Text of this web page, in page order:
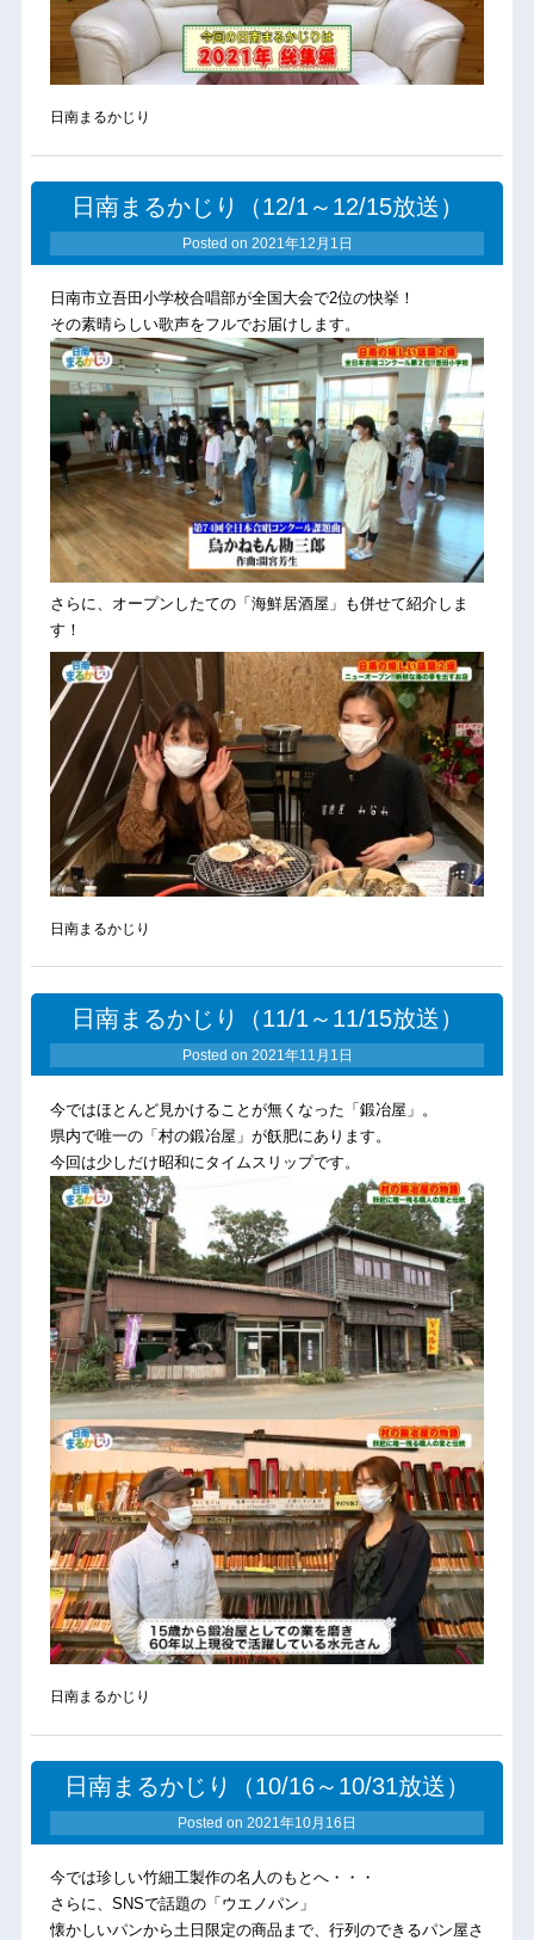
日南まるかじり
日南まるかじり（12/1～12/15放送）
Posted on 2021年12月1日
日南市立吾田小学校合唱部が全国大会で2位の快挙！
その素晴らしい歌声をフルでお届けします。
さらに、オープンしたての「海鮮居酒屋」も併せて紹介しま
す！
日南まるかじり
日南まるかじり（11/1～11/15放送）
Posted on 2021年11月1日
今ではほとんど見かけることが無くなった「鍛冶屋」。
県内で唯一の「村の鍛冶屋」が飫肥にあります。
今回は少しだけ昭和にタイムスリップです。
日南まるかじり
日南まるかじり（10/16～10/31放送）
Posted on 2021年10月16日
今では珍しい竹細工製作の名人のもとへ・・・
さらに、SNSで話題の「ウエノパン」
懐かしいパンから土日限定の商品まで、行列のできるパン屋さ